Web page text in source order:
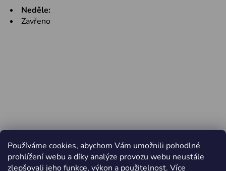
Používáme cookies, abychom Vám umožnili pohodlné
prohlížení webu a díky analýze provozu webu neustále
zlepšovali jeho funkce, výkon a použitelnost. Více
Neděle:
Zavřeno